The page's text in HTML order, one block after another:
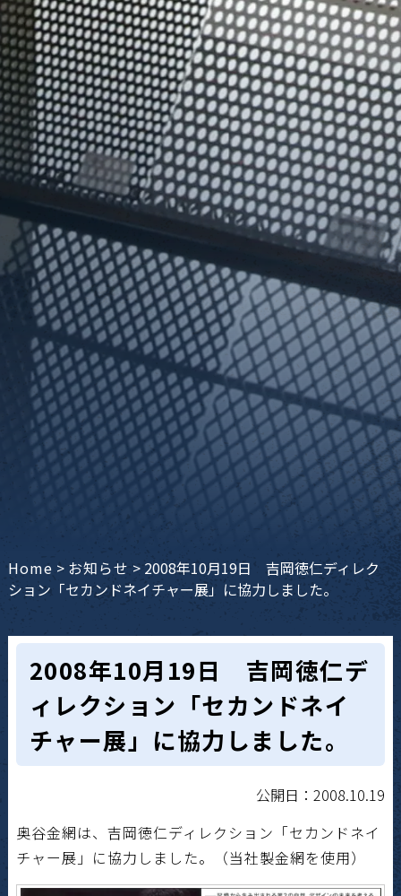
Home > お知らせ > 2008年10月19日 吉岡徳仁ディレク
ション「セカンドネイチャー展」に協力しました。
2008年10月19日 吉岡徳仁デ
ィレクション「セカンドネイ
チャー展」に協力しました。
公開日：2008.10.19
奥谷金網は、吉岡徳仁ディレクション「セカンドネイ
チャー展」に協力しました。（当社製金網を使用）